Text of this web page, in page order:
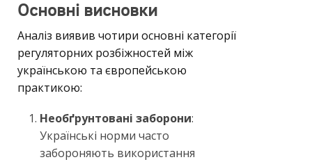
Основні висновки
Аналіз виявив чотири основні категорії
регуляторних розбіжностей між
українською та європейською
практикою:
Необґрунтовані заборони:
Українські норми часто
забороняють використання